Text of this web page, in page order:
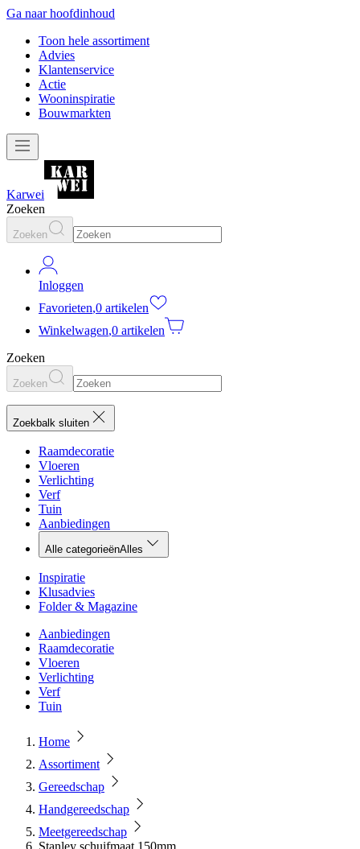
Ga naar hoofdinhoud
Toon hele assortiment
Advies
Klantenservice
Actie
Wooninspiratie
Bouwmarkten
Karwei
Zoeken
Zoeken
Inloggen
Favorieten,0 artikelen
Winkelwagen,0 artikelen
Zoeken
Zoeken
Zoekbalk sluiten
Raamdecoratie
Vloeren
Verlichting
Verf
Tuin
Aanbiedingen
Alle categorieënAlles
Inspiratie
Klusadvies
Folder & Magazine
Aanbiedingen
Raamdecoratie
Vloeren
Verlichting
Verf
Tuin
Home
Assortiment
Gereedschap
Handgereedschap
Meetgereedschap
Stanley schuifmaat 150mm